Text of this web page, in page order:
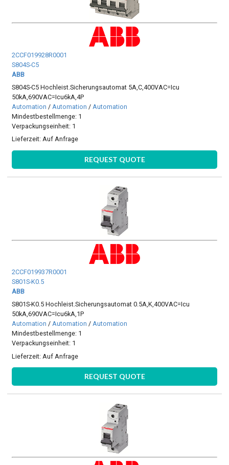
2CCF019928R0001
S804S-C5
ABB
S804S-C5 Hochleist.Sicherungsautomat 5A,C,400VAC=Icu
50kA,690VAC=Icu6kA,4P
Automation /Automation /Automation
Mindestbestellmenge: 1
Verpackungseinheit: 1
Lieferzeit:Auf Anfrage
REQUEST QUOTE
2CCF019937R0001
S801S-K0.5
ABB
S801S-K0.5 Hochleist.Sicherungsautomat 0.5A,K,400VAC=Icu
50kA,690VAC=Icu6kA,1P
Automation /Automation /Automation
Mindestbestellmenge: 1
Verpackungseinheit: 1
Lieferzeit: Auf Anfrage
REQUEST QUOTE